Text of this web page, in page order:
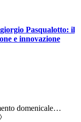
Pasqualotto: il
e innovazione
domenicale…